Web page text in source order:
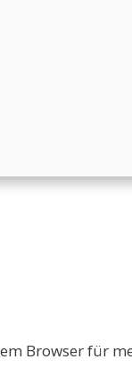
Browser für